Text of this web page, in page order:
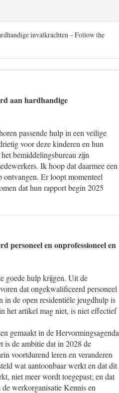
invalkrachten – Follow the
aan hardhandige
passende hulp in een veilige
voor deze kinderen en hun
bemiddelingsbureau zijn
Ik hoop dat daarmee een
ontvangen. Er loopt momenteel
dat hun rapport begin 2025
personeel en onprofessioneel en
goede hulp krijgen. Uit de
dat ongekwalificeerd personeel
in de open residentiële jeugdhulp is
het artikel mag niet, is niet effectief
gemaakt in de Hervormingsagenda
is de ambitie dat in 2028 de
voortdurend leren en veranderen
wat aantoonbaar werkt en dat dit
niet meer wordt toegepast; en dat
werkorganisatie Kennis en